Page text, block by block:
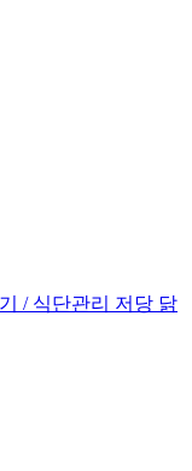
/ 식단관리 저당 닭